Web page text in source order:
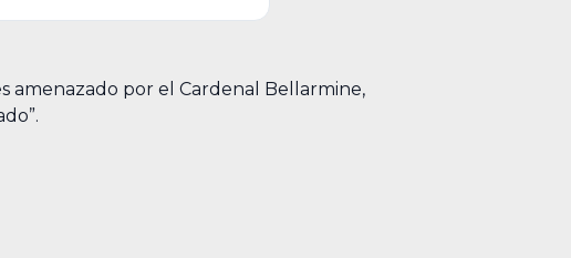
amenazado por el Cardenal Bellarmine,